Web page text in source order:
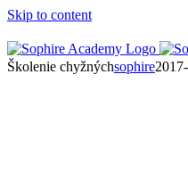
Skip to content
Školenie chyžnýchsophire